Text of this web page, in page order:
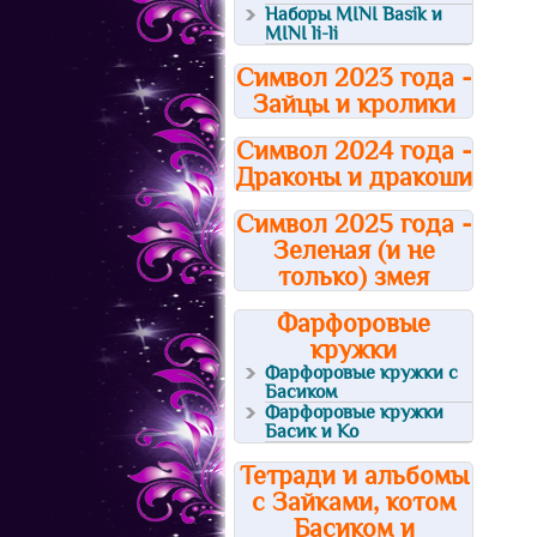
Наборы MINI Basik и
MINI li-li
Символ 2023 года -
Зайцы и кролики
Символ 2024 года -
Драконы и дракоши
Символ 2025 года -
Зеленая (и не
только) змея
Фарфоровые
кружки
Фарфоровые кружки с
Басиком
Фарфоровые кружки
Басик и Ко
Тетради и альбомы
с Зайками, котом
Басиком и